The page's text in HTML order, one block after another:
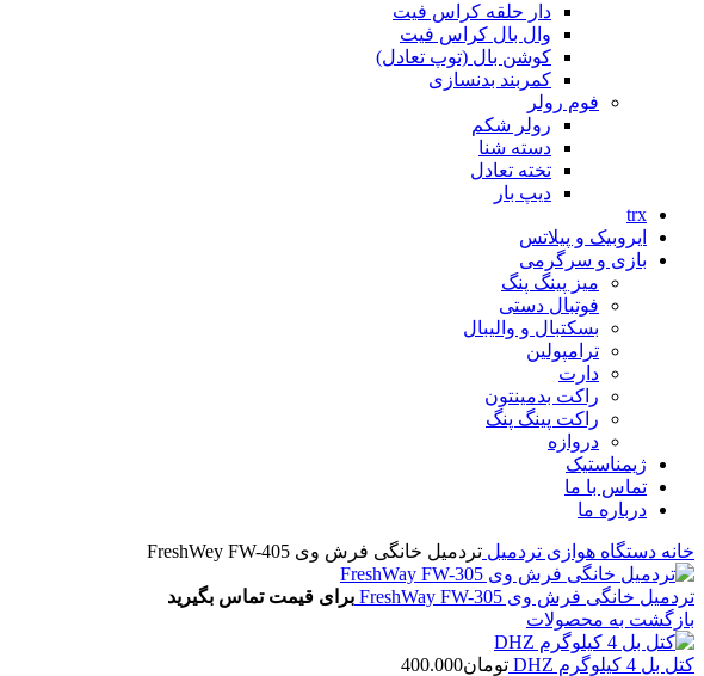
دار حلقه کراس فیت
وال بال کراس فیت
کوشن بال (توپ تعادل)
کمربند بدنسازی
فوم رولر
رولر شکم
دسته شنا
تخته تعادل
دیپ بار
trx
ایروبیک و پیلاتس
بازی و سرگرمی
میز پینگ پنگ
فوتبال دستی
بسکتبال و والیبال
ترامپولین
دارت
راکت بدمینتون
راکت پینگ پنگ
دروازه
ژیمناستیک
تماس با ما
درباره ما
خانه دستگاه هوازی تردمیل تردمیل خانگی فرش وی FreshWey FW-405
تردمیل خانگی فرش وی FreshWay FW-305
برای قیمت تماس بگیرید
بازگشت به محصولات
کتل بل 4 کیلوگرم DHZ تومان400.000